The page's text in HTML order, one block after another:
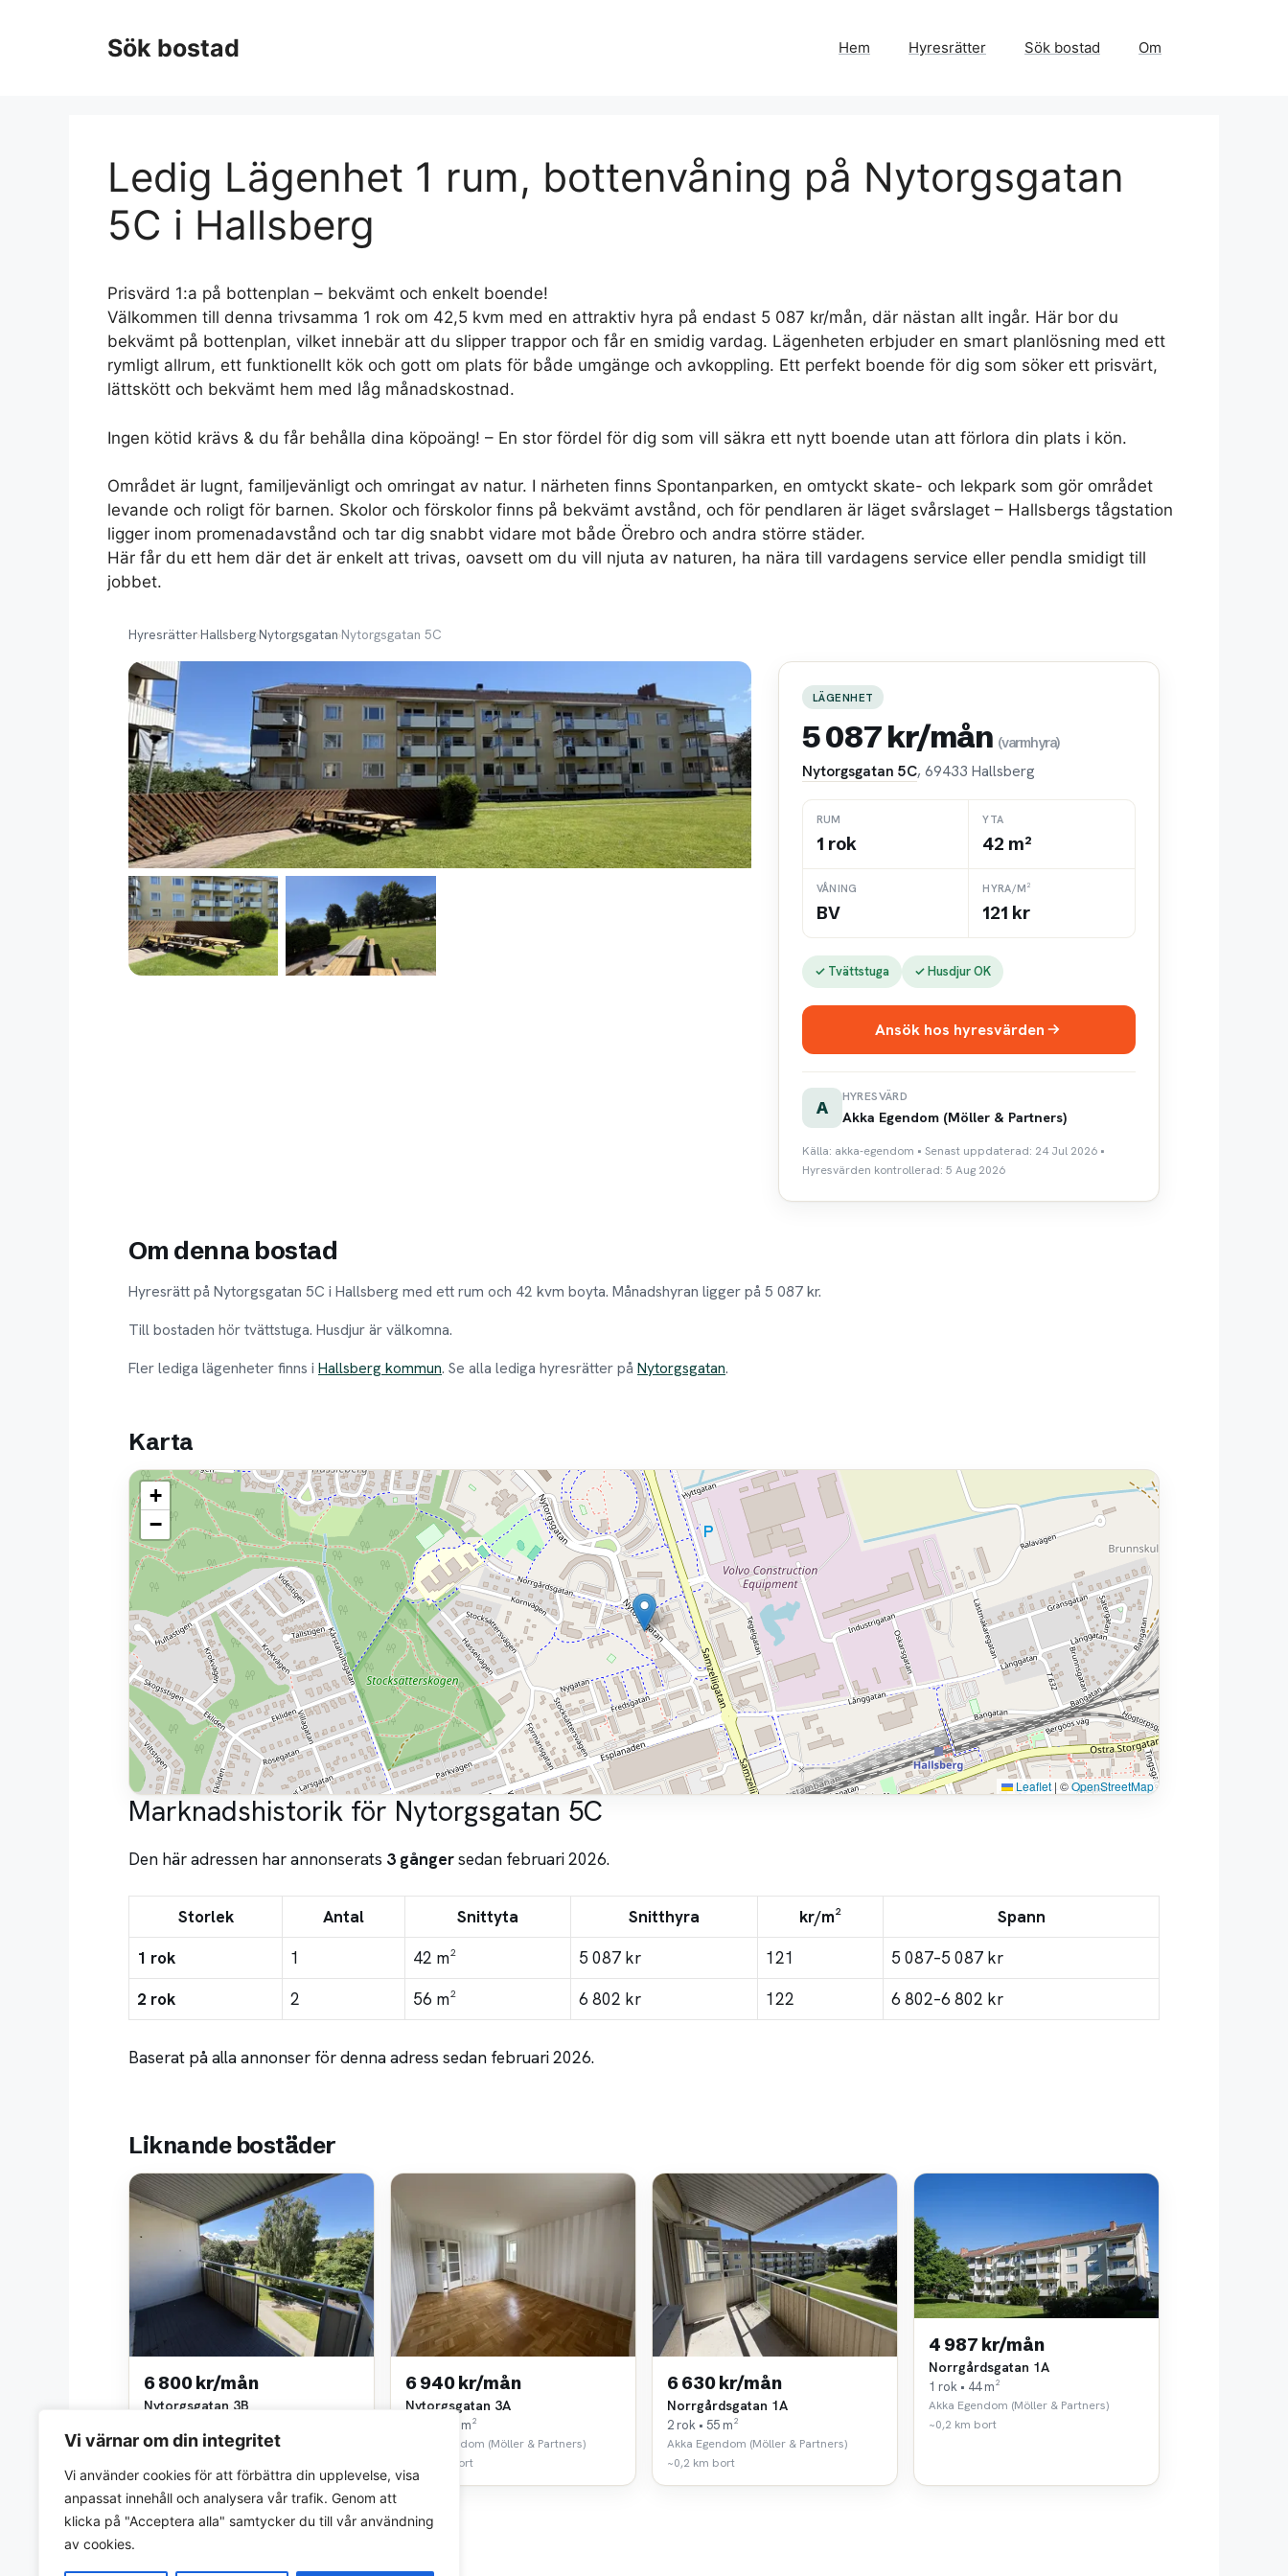
Vi värnar om din integritet
Vi använder cookies för att förbättra din upplevelse, visa
anpassat innehåll och analysera vår trafik. Genom att
klicka på "Acceptera alla" samtycker du till vår användning
av cookies.
Sök bostad Hem Hyresrätter Sök bostad Om
Ledig Lägenhet 1 rum, bottenvåning på Nytorgsgatan
5C i Hallsberg
Prisvärd 1:a på bottenplan – bekvämt och enkelt boende!
Välkommen till denna trivsamma 1 rok om 42,5 kvm med en attraktiv hyra på endast 5 087 kr/mån, där nästan allt ingår. Här bor du
bekvämt på bottenplan, vilket innebär att du slipper trappor och får en smidig vardag. Lägenheten erbjuder en smart planlösning med ett
rymligt allrum, ett funktionellt kök och gott om plats för både umgänge och avkoppling. Ett perfekt boende för dig som söker ett prisvärt,
lättskött och bekvämt hem med låg månadskostnad.
Ingen kötid krävs & du får behålla dina köpoäng! – En stor fördel för dig som vill säkra ett nytt boende utan att förlora din plats i kön.
Området är lugnt, familjevänligt och omringat av natur. I närheten finns Spontanparken, en omtyckt skate- och lekpark som gör området
levande och roligt för barnen. Skolor och förskolor finns på bekvämt avstånd, och för pendlaren är läget svårslaget – Hallsbergs tågstation
ligger inom promenadavstånd och tar dig snabbt vidare mot både Örebro och andra större städer.
Här får du ett hem där det är enkelt att trivas, oavsett om du vill njuta av naturen, ha nära till vardagens service eller pendla smidigt till
jobbet.
Hyresrätter›Hallsberg›Nytorgsgatan›Nytorgsgatan 5C
LÄGENHET
5 087 kr/mån (varmhyra)
Nytorgsgatan 5C, 69433 Hallsberg
RUM
1 rok
YTA
42 m²
VÅNING
BV
HYRA/M²
121 kr
✓ Tvättstuga ✓ Husdjur OK
Ansök hos hyresvärden
A
HYRESVÄRD
Akka Egendom (Möller & Partners)
Källa: akka-egendom • Senast uppdaterad: 24 Jul 2026 •
Hyresvärden kontrollerad: 5 Aug 2026
Om denna bostad
Hyresrätt på Nytorgsgatan 5C i Hallsberg med ett rum och 42 kvm boyta. Månadshyran ligger på 5 087 kr.
Till bostaden hör tvättstuga. Husdjur är välkomna.
Fler lediga lägenheter finns i Hallsberg kommun. Se alla lediga hyresrätter på Nytorgsgatan.
Karta
+
−
Leaflet | ©OpenStreetMap
Marknadshistorik för Nytorgsgatan 5C
Den här adressen har annonserats 3 gångersedan februari 2026.
Storlek Antal Snittyta Snitthyra kr/m²
Spann
1 rok
1 42 m² 5 087 kr 121
5 087–5 087 kr
2 rok
2 56 m² 6 802 kr 122 6 802–6 802 kr
Baserat på alla annonser för denna adress sedan februari 2026.
Liknande bostäder
6 800 kr/mån
Nytorgsgatan 3B
Akka Egendom (Möller & Partners)
6 940 kr/mån
Nytorgsgatan 3A
2 rok • 55 m²
Akka Egendom (Möller & Partners)
~0,1 km bort
6 630 kr/mån
Norrgårdsgatan 1A
2 rok • 55 m²
Akka Egendom (Möller & Partners)
~0,2 km bort
4 987 kr/mån
Norrgårdsgatan 1A
1 rok • 44 m²
Akka Egendom (Möller & Partners)
~0,2 km bort